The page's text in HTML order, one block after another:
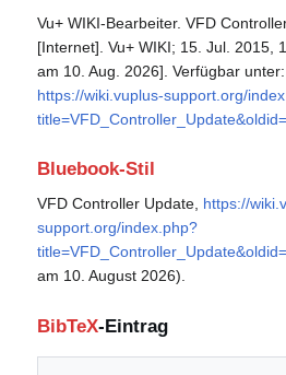
Vu+ WIKI-Bearbeiter. VFD
[Internet]. Vu+ WIKI; 15. Jul. 2015,
am 10. Aug. 2026]. Verfügbar unter:
https://wiki.vuplus-support.org/
Bluebook-Stil
VFD Controller Update, https://
support.org/index.php?
am 10. August 2026).
BibTeX-Eintrag